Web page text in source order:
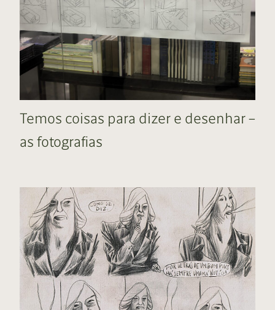
Temos coisas para dizer e desenhar –
as fotografias